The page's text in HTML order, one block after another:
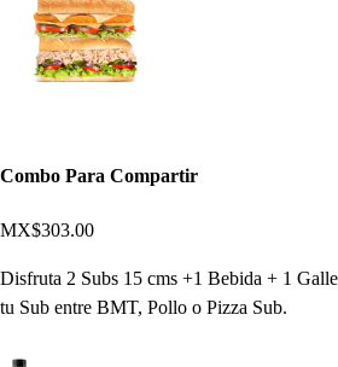
Combo Para Compartir
MX$303.00
Disfruta 2 Subs 15 cms +1 Bebida + 1
tu Sub entre BMT, Pollo o Pizza Sub.